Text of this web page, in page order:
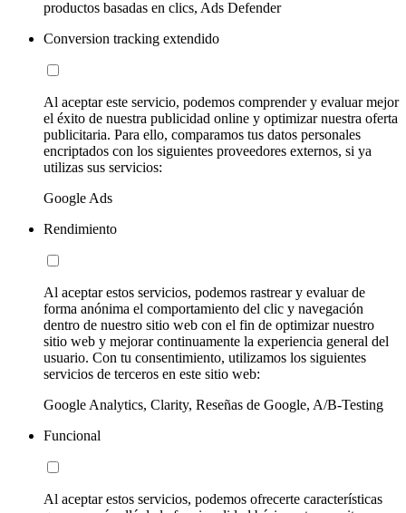
productos basadas en clics, Ads Defender
Conversion tracking extendido
Al aceptar este servicio, podemos comprender y evaluar mejor
el éxito de nuestra publicidad online y optimizar nuestra oferta
publicitaria. Para ello, comparamos tus datos personales
encriptados con los siguientes proveedores externos, si ya
utilizas sus servicios:
Google Ads
Rendimiento
Al aceptar estos servicios, podemos rastrear y evaluar de
forma anónima el comportamiento del clic y navegación
dentro de nuestro sitio web con el fin de optimizar nuestro
sitio web y mejorar continuamente la experiencia general del
usuario. Con tu consentimiento, utilizamos los siguientes
servicios de terceros en este sitio web:
Google Analytics, Clarity, Reseñas de Google, A/B-Testing
Funcional
Al aceptar estos servicios, podemos ofrecerte características